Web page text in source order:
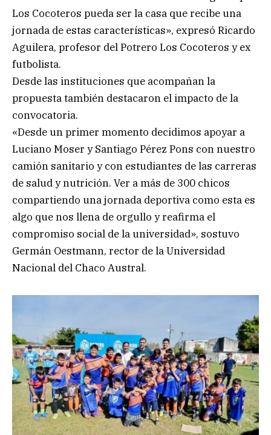
Los Cocoteros pueda ser la casa que recibe una
jornada de estas características», expresó Ricardo
Aguilera, profesor del Potrero Los Cocoteros y ex
futbolista.
Desde las instituciones que acompañan la
propuesta también destacaron el impacto de la
convocatoria.
«Desde un primer momento decidimos apoyar a
Luciano Moser y Santiago Pérez Pons con nuestro
camión sanitario y con estudiantes de las carreras
de salud y nutrición. Ver a más de 300 chicos
compartiendo una jornada deportiva como esta es
algo que nos llena de orgullo y reafirma el
compromiso social de la universidad», sostuvo
Germán Oestmann, rector de la Universidad
Nacional del Chaco Austral.